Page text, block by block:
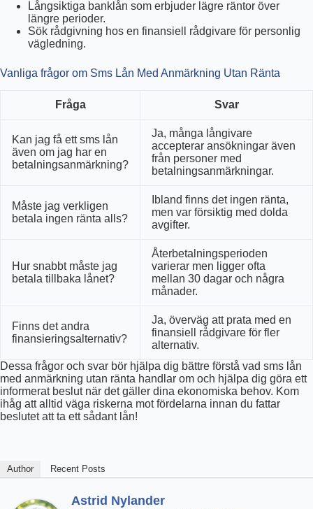
Långsiktiga banklån som erbjuder lägre räntor över
längre perioder.
Sök rådgivning hos en finansiell rådgivare för personlig
vägledning.
Vanliga frågor om Sms Lån Med Anmärkning Utan Ränta
Fråga Svar
Kan jag få ett sms lån
även om jag har en
betalningsanmärkning?
Ja, många långivare
accepterar ansökningar även
från personer med
betalningsanmärkningar.
Måste jag verkligen
betala ingen ränta alls?
Ibland finns det ingen ränta,
men var försiktig med dolda
avgifter.
Hur snabbt måste jag
betala tillbaka lånet?
Återbetalningsperioden
varierar men ligger ofta
mellan 30 dagar och några
månader.
Finns det andra
finansieringsalternativ?
Ja, överväg att prata med en
finansiell rådgivare för fler
alternativ.
Dessa frågor och svar bör hjälpa dig bättre förstå vad sms lån
med anmärkning utan ränta handlar om och hjälpa dig göra ett
informerat beslut när det gäller dina ekonomiska behov. Kom
ihåg att alltid väga riskerna mot fördelarna innan du fattar
beslutet att ta ett sådant lån!
Author Recent Posts
Astrid Nylander